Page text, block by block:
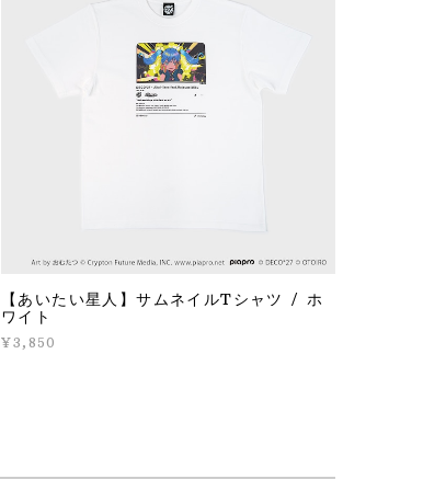
【あいたい星人】サムネイルTシャツ / ホ
ワイト
¥3,850